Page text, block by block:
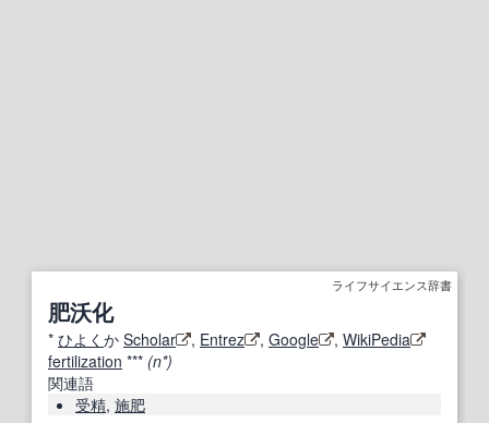
ライフサイエンス辞書
肥沃化
* ひよく か Scholar , Entrez , Google , WikiPedia
fertilization *** (n*)
関連語
受精, 施肥